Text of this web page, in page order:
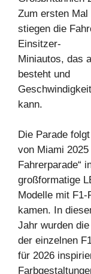
Zum ersten Mal
stiegen die
Einsitzer-
Miniautos, das
besteht und
kann.
Die Parade
von Miami 2025
Fahrerparade“
großformatige
Modelle mit
kamen. In
Jahr wurden
der einzelnen
für 2026